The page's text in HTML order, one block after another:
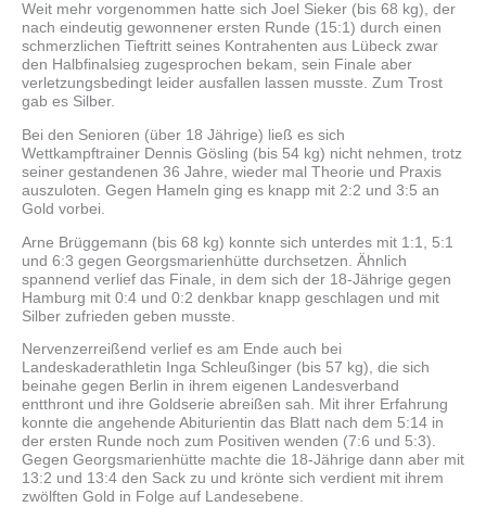
Weit mehr vorgenommen hatte sich Joel Sieker (bis 68 kg), der
nach eindeutig gewonnener ersten Runde (15:1) durch einen
schmerzlichen Tieftritt seines Kontrahenten aus Lübeck zwar
den Halbfinalsieg zugesprochen bekam, sein Finale aber
verletzungsbedingt leider ausfallen lassen musste. Zum Trost
gab es Silber.
Bei den Senioren (über 18 Jährige) ließ es sich
Wettkampftrainer Dennis Gösling (bis 54 kg) nicht nehmen, trotz
seiner gestandenen 36 Jahre, wieder mal Theorie und Praxis
auszuloten. Gegen Hameln ging es knapp mit 2:2 und 3:5 an
Gold vorbei.
Arne Brüggemann (bis 68 kg) konnte sich unterdes mit 1:1, 5:1
und 6:3 gegen Georgsmarienhütte durchsetzen. Ähnlich
spannend verlief das Finale, in dem sich der 18-Jährige gegen
Hamburg mit 0:4 und 0:2 denkbar knapp geschlagen und mit
Silber zufrieden geben musste.
Nervenzerreißend verlief es am Ende auch bei
Landeskaderathletin Inga Schleußinger (bis 57 kg), die sich
beinahe gegen Berlin in ihrem eigenen Landesverband
entthront und ihre Goldserie abreißen sah. Mit ihrer Erfahrung
konnte die angehende Abiturientin das Blatt nach dem 5:14 in
der ersten Runde noch zum Positiven wenden (7:6 und 5:3).
Gegen Georgsmarienhütte machte die 18-Jährige dann aber mit
13:2 und 13:4 den Sack zu und krönte sich verdient mit ihrem
zwölften Gold in Folge auf Landesebene.